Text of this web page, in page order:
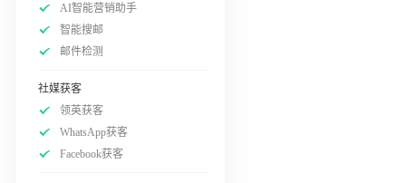
AI智能营销助手
智能搜邮
邮件检测
社媒获客
领英获客
WhatsApp获客
Facebook获客